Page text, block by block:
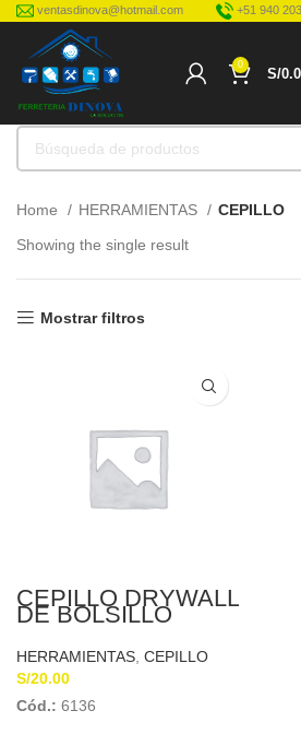
ventasdinova@hotmail.com +51 940
0
S/
Home HERRAMIENTAS
CEPILLO
Showing the single result
Mostrar filtros
CEPILLO DRYWALL
DE BOLSILLO
(ESCOFINA)
HERRAMIENTAS CEPILLO
S/20.00
Cód.: 6136